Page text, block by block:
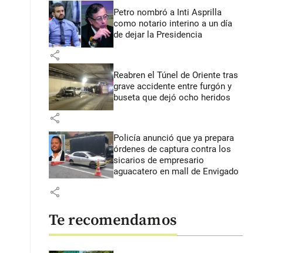
Petro nombró a Inti Asprilla
como notario interino a un día
de dejar la Presidencia
share
Reabren el Túnel de Oriente tras
grave accidente entre furgón y
buseta que dejó ocho heridos
share
Policía anunció que ya prepara
órdenes de captura contra los
sicarios de empresario
aguacatero en mall de Envigado
share
Te recomendamos